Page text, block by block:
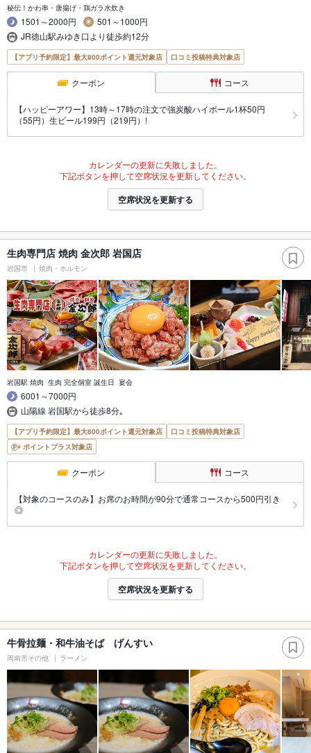
秘伝！かわ串・唐揚げ・鶏ガラ水炊き
1501～2000円
501～1000円
JR徳山駅みゆき口より徒歩約12分
【アプリ予約限定】最大800ポイント還元対象店 口コミ投稿特典対象店
クーポン コース
【ハッピーアワー】13時～17時の注文で強炭酸ハイボール1杯50円
（55円）生ビール199円（219円）!
カレンダーの更新に失敗しました。
下記ボタンを押して空席状況を更新してください。
空席状況を更新する
生肉専門店 焼肉 金次郎 岩国店
岩国市 焼肉・ホルモン
岩国駅 焼肉 生肉 完全個室 誕生日 宴会
6001～7000円
山陽線 岩国駅から徒歩8分｡
【アプリ予約限定】最大800ポイント還元対象店
口コミ投稿特典対象店
ポイントプラス対象店
クーポン コース
【対象のコースのみ】お席のお時間が90分で通常コースから500円引き
◎
カレンダーの更新に失敗しました。
下記ボタンを押して空席状況を更新してください。
空席状況を更新する
牛骨拉麺・和牛油そば げんすい
周南市その他 ラーメン